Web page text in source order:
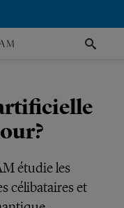
étudie les
célibataires et